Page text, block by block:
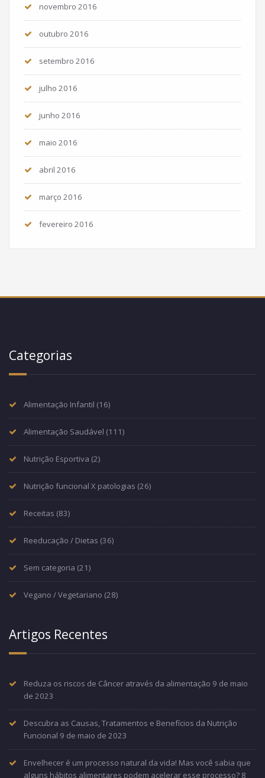
novembro 2016
outubro 2016
setembro 2016
julho 2016
junho 2016
maio 2016
abril 2016
março 2016
fevereiro 2016
Categorias
Alimentação Infantil (16)
Alimentação Saudável (111)
Nutrição Esportiva (2)
Nutrição funcional X patologias (26)
Receitas (83)
Reeducação / Dietas (36)
Sem categoria (21)
Vegano / Vegetariano (28)
Artigos Recentes
Reduza os riscos de Câncer através da alimentação 9 de maio
de 2023
Descubra as Causas, Tratamentos e Benefícios da Nutrição
Funcional 9 de maio de 2023
Envelhecer é um processo natural da vida! Mas você sabia que
alguns hábitos alimentares podem acelerar esse processo? 8